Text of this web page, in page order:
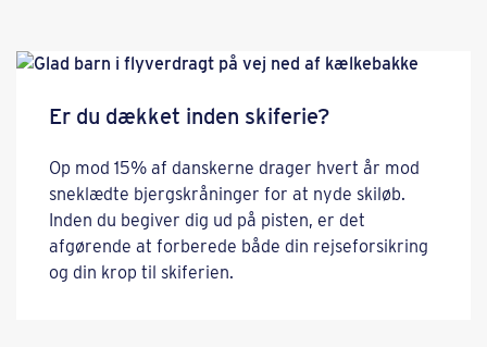
Er du dækket inden skiferie?
Op mod 15% af danskerne drager hvert år mod
sneklædte bjergskråninger for at nyde skiløb.
Inden du begiver dig ud på pisten, er det
afgørende at forberede både din rejseforsikring
og din krop til skiferien.